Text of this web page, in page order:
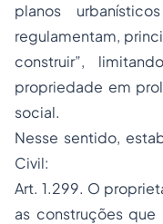
planos
regulamentam,
construir”,
propriedade em
social.
Nesse sentido,
Civil:
Art. 1.299. O
as construções